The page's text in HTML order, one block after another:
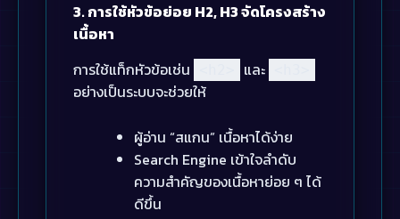
3. การใช้หัวข้อย่อย H2, H3 จัดโครงสร้าง
เนื้อหา
การใช้แท็กหัวข้อเช่น
และ
อย่างเป็นระบบจะช่วยให้
ผู้อ่าน “สแกน” เนื้อหาได้ง่าย
Search Engine เข้าใจลำดับ
ความสำคัญของเนื้อหาย่อย ๆ ได้
ดีขึ้น